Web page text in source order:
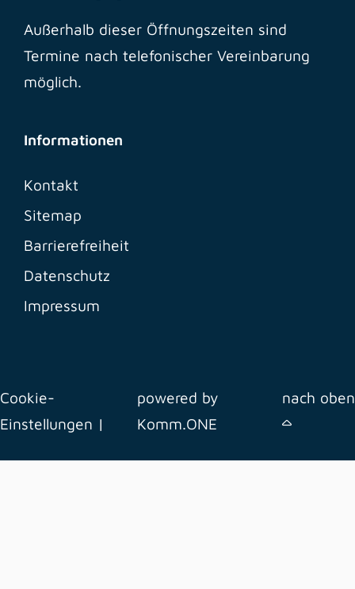
Außerhalb dieser Öffnungszeiten sind
Termine nach telefonischer Vereinbarung
möglich.
Informationen
Kontakt
Sitemap
Barrierefreiheit
Datenschutz
Impressum
Cookie-
Einstellungen |
powered by
Komm.ONE
nach oben